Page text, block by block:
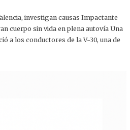
investigan causas Impactante
cuerpo sin vida en plena autovía Una
a los conductores de la V-30, una de